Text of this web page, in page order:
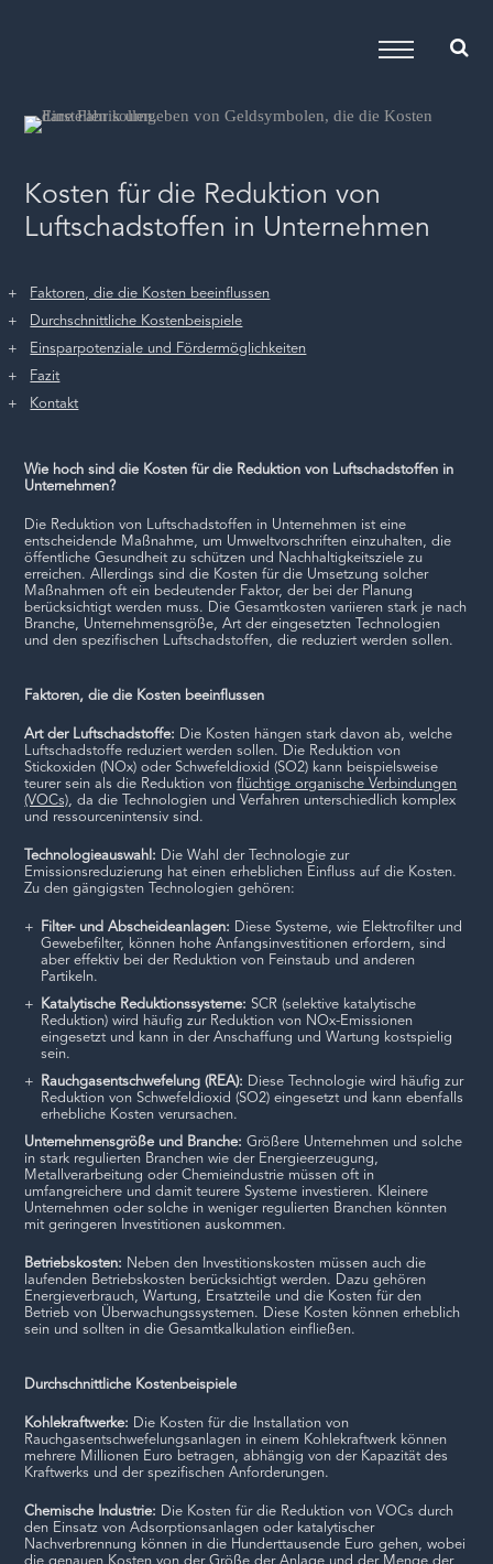
Kosten für die Reduktion von
Luftschadstoffen in Unternehmen
Faktoren, die die Kosten beeinflussen
Durchschnittliche Kostenbeispiele
Einsparpotenziale und Fördermöglichkeiten
Fazit
Kontakt
Wie hoch sind die Kosten für die Reduktion von Luftschadstoffen in
Unternehmen?
Die Reduktion von Luftschadstoffen in Unternehmen ist eine
entscheidende Maßnahme, um Umweltvorschriften einzuhalten, die
öffentliche Gesundheit zu schützen und Nachhaltigkeitsziele zu
erreichen. Allerdings sind die Kosten für die Umsetzung solcher
Maßnahmen oft ein bedeutender Faktor, der bei der Planung
berücksichtigt werden muss. Die Gesamtkosten variieren stark je nach
Branche, Unternehmensgröße, Art der eingesetzten Technologien
und den spezifischen Luftschadstoffen, die reduziert werden sollen.
Faktoren, die die Kosten beeinflussen
Art der Luftschadstoffe: Die Kosten hängen stark davon ab, welche
Luftschadstoffe reduziert werden sollen. Die Reduktion von
Stickoxiden (NOx) oder Schwefeldioxid (SO2) kann beispielsweise
teurer sein als die Reduktion vonflüchtige organische Verbindungen
(VOCs), da die Technologien und Verfahren unterschiedlich komplex
und ressourcenintensiv sind.
Technologieauswahl: Die Wahl der Technologie zur
Emissionsreduzierung hat einen erheblichen Einfluss auf die Kosten.
Zu den gängigsten Technologien gehören:
Filter- und Abscheideanlagen: Diese Systeme, wie Elektrofilter und
Gewebefilter, können hohe Anfangsinvestitionen erfordern, sind
aber effektiv bei der Reduktion von Feinstaub und anderen
Partikeln.
Katalytische Reduktionssysteme: SCR (selektive katalytische
Reduktion) wird häufig zur Reduktion von NOx-Emissionen
eingesetzt und kann in der Anschaffung und Wartung kostspielig
sein.
Rauchgasentschwefelung (REA): Diese Technologie wird häufig zur
Reduktion von Schwefeldioxid (SO2) eingesetzt und kann ebenfalls
erhebliche Kosten verursachen.
Unternehmensgröße und Branche: Größere Unternehmen und solche
in stark regulierten Branchen wie der Energieerzeugung,
Metallverarbeitung oder Chemieindustrie müssen oft in
umfangreichere und damit teurere Systeme investieren. Kleinere
Unternehmen oder solche in weniger regulierten Branchen könnten
mit geringeren Investitionen auskommen.
Betriebskosten: Neben den Investitionskosten müssen auch die
laufenden Betriebskosten berücksichtigt werden. Dazu gehören
Energieverbrauch, Wartung, Ersatzteile und die Kosten für den
Betrieb von Überwachungssystemen. Diese Kosten können erheblich
sein und sollten in die Gesamtkalkulation einfließen.
Durchschnittliche Kostenbeispiele
Kohlekraftwerke: Die Kosten für die Installation von
Rauchgasentschwefelungsanlagen in einem Kohlekraftwerk können
mehrere Millionen Euro betragen, abhängig von der Kapazität des
Kraftwerks und der spezifischen Anforderungen.
Chemische Industrie: Die Kosten für die Reduktion von VOCs durch
den Einsatz von Adsorptionsanlagen oder katalytischer
Nachverbrennung können in die Hunderttausende Euro gehen, wobei